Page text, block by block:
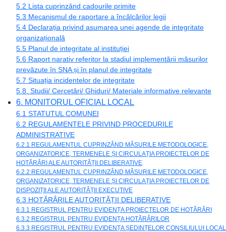
5.2 Lista cuprinzând cadourile primite
5.3 Mecanismul de raportare a încălcărilor legii
5.4 Declarația privind asumarea unei agende de integritate
organizațională
5.5 Planul de integritate al instituției
5.6 Raport narativ referitor la stadiul implementării măsurilor
prevăzute în SNA și în planul de integritate
5.7 Situația incidentelor de integritate
5.8. Studii/ Cercetări/ Ghiduri/ Materiale informative relevante
6. MONITORUL OFICIAL LOCAL
6.1 STATUTUL COMUNEI
6.2 REGULAMENTELE PRIVIND PROCEDURILE
ADMINISTRATIVE
6.2.1 REGULAMENTUL CUPRINZÂND MĂSURILE METODOLOGICE,
ORGANIZATORICE, TERMENELE ȘI CIRCULAȚIA PROIECTELOR DE
HOTĂRÂRI ALE AUTORITĂȚII DELIBERATIVE
6.2.2 REGULAMENTUL CUPRINZÂND MĂSURILE METODOLOGICE,
ORGANIZATORICE, TERMENELE ȘI CIRCULAȚIA PROIECTELOR DE
DISPOZIȚII ALE AUTORITĂȚII EXECUTIVE
6.3 HOTĂRÂRILE AUTORITĂȚII DELIBERATIVE
6.3.1 REGISTRUL PENTRU EVIDENȚA PROIECTELOR DE HOTĂRÂRI
6.3.2 REGISTRUL PENTRU EVIDENȚA HOTĂRÂRILOR
6.3.3 REGISTRUL PENTRU EVIDENȚA ȘEDINȚELOR CONSILIULUI LOCAL